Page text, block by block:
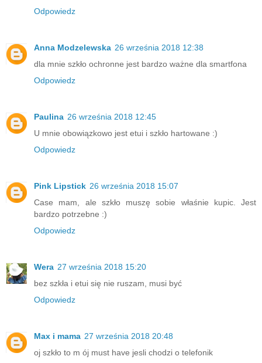
Odpowiedz
Anna Modzelewska 26 września 2018 12:38
dla mnie szkło ochronne jest bardzo ważne dla smartfona
Odpowiedz
Paulina 26 września 2018 12:45
U mnie obowiązkowo jest etui i szkło hartowane :)
Odpowiedz
Pink Lipstick 26 września 2018 15:07
Case mam, ale szkło muszę sobie właśnie kupic. Jest
bardzo potrzebne :)
Odpowiedz
Wera 27 września 2018 15:20
bez szkła i etui się nie ruszam, musi być
Odpowiedz
Max i mama 27 września 2018 20:48
oj szkło to m ój must have jesli chodzi o telefonik